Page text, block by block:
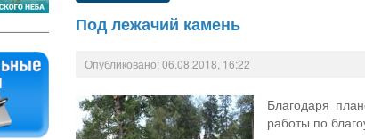
Под лежачий камень
Опубликовано: 06.08.2018, 16:22
Благодаря
работы по